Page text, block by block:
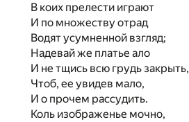
В коих прелести играют
И по множеству отрад
Водят усумненной взгляд;
Надевай же платье ало
И не тщись всю грудь закрыть,
Чтоб, ее увидев мало,
И о прочем рассудить.
Коль изображенье мочно,